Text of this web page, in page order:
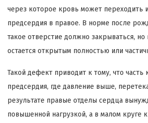
через которое кровь может переходить
предсердия в правое. В норме после
такое отверстие должно закрываться,
остается открытым полностью или
Такой дефект приводит к тому, что часть
предсердия, где давление выше,
результате правые отделы сердца
повышенной нагрузкой, а в малом круге